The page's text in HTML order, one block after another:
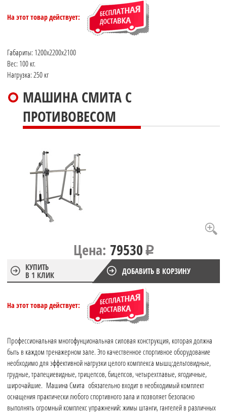
На этот товар действует:
Габариты: 1200x2200x2100
Вес: 100 кг.
Нагрузка: 250 кг
МАШИНА СМИТА С
ПРОТИВОВЕСОМ
Цена: 79530
КУПИТЬ
В 1 КЛИК
ДОБАВИТЬ В КОРЗИНУ
На этот товар действует:
Профессиональная многофунциональная силовая конструкция, которая должна
быть в каждом тренажерном зале. Это качественное спортивное оборудование
необходимо для эффективной нагрузки целого комплекса мышц:дельтовидные,
грудные, трапециевидные, трицепсов, бицепсов, четырехглавые, ягодичные,
широчайшие. Машина Смита обязательно входит в необходимый комплект
оснащения практически любого спортивного зала и позволяет безопасно
выполнять огромный комплекс упражнений: жимы штанги, гантелей в различных